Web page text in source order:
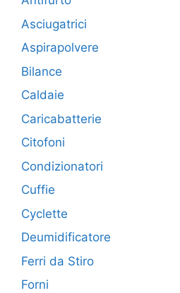
Asciugatrici
Aspirapolvere
Bilance
Caldaie
Caricabatterie
Citofoni
Condizionatori
Cuffie
Cyclette
Deumidificatore
Ferri da Stiro
Forni